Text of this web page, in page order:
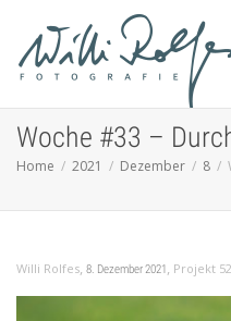
Woche #33 –
Home 2021 Dezember 8
Willi Rolfes, 8. Dezember 2021, Projekt 52